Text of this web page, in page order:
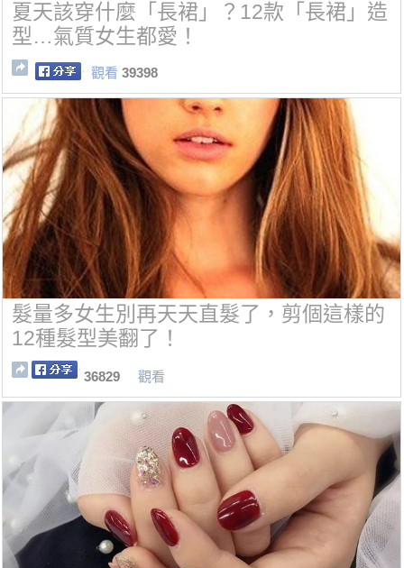
夏天該穿什麼「長裙」？12款「長裙」造
型…氣質女生都愛！
觀看 39398
髮量多女生別再天天直髮了，剪個這樣的
12種髮型美翻了！
36829 觀看